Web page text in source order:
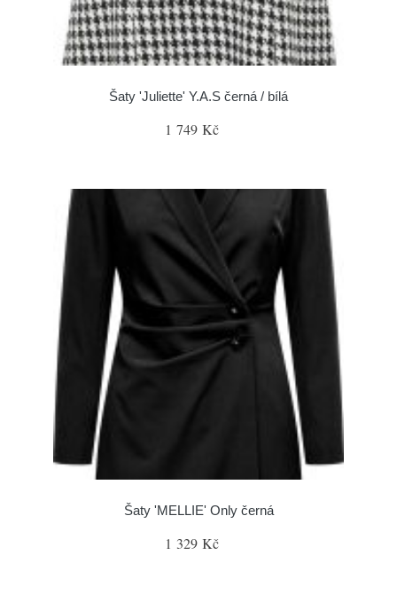
Šaty 'Juliette' Y.A.S černá / bílá
1 749 Kč
Šaty 'MELLIE' Only černá
1 329 Kč